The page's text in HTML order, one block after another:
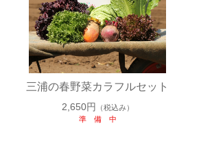
三浦の春野菜カラフルセット
2,650円
（税込み）
準 備 中